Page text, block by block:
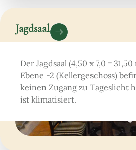
Jagdsaal
Der Jagdsaal (4,50 x 7,0 =
Ebene -2 (Kellergeschoss)
keinen Zugang zu Tageslicht
ist klimatisiert.